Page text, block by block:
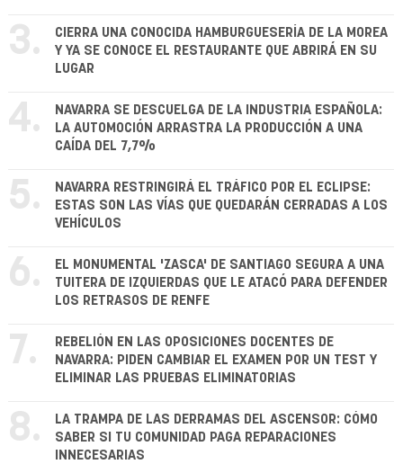
3.
CIERRA UNA CONOCIDA HAMBURGUESERÍA DE LA MOREA
Y YA SE CONOCE EL RESTAURANTE QUE ABRIRÁ EN SU
LUGAR
4.
NAVARRA SE DESCUELGA DE LA INDUSTRIA ESPAÑOLA:
LA AUTOMOCIÓN ARRASTRA LA PRODUCCIÓN A UNA
CAÍDA DEL 7,7%
5.
NAVARRA RESTRINGIRÁ EL TRÁFICO POR EL ECLIPSE:
ESTAS SON LAS VÍAS QUE QUEDARÁN CERRADAS A LOS
VEHÍCULOS
6.
EL MONUMENTAL 'ZASCA' DE SANTIAGO SEGURA A UNA
TUITERA DE IZQUIERDAS QUE LE ATACÓ PARA DEFENDER
LOS RETRASOS DE RENFE
7.
REBELIÓN EN LAS OPOSICIONES DOCENTES DE
NAVARRA: PIDEN CAMBIAR EL EXAMEN POR UN TEST Y
ELIMINAR LAS PRUEBAS ELIMINATORIAS
8.
LA TRAMPA DE LAS DERRAMAS DEL ASCENSOR: CÓMO
SABER SI TU COMUNIDAD PAGA REPARACIONES
INNECESARIAS